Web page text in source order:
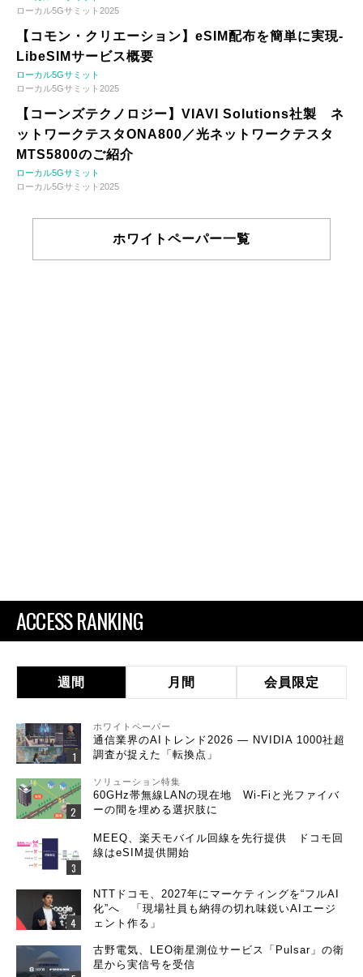
ローカル5Gサミット2025
【コモン・クリエーション】eSIM配布を簡単に実現-
LibeSIMサービス概要
ローカル5Gサミット
ローカル5Gサミット2025
【コーンズテクノロジー】VIAVI Solutions社製 ネ
ットワークテスタONA800／光ネットワークテスタ
MTS5800のご紹介
ローカル5Gサミット
ローカル5Gサミット2025
ホワイトペーパー一覧
ACCESS RANKING
週間 月間 会員限定
ホワイトペーパー
通信業界のAIトレンド2026 ― NVIDIA 1000社超
調査が捉えた「転換点」
ソリューション特集
60GHz帯無線LANの現在地 Wi-Fiと光ファイバ
ーの間を埋める選択肢に
MEEQ、楽天モバイル回線を先行提供 ドコモ回
線はeSIM提供開始
NTTドコモ、2027年にマーケティングを“フルAI
化”へ 「現場社員も納得の切れ味鋭いAIエージ
ェント作る」
古野電気、LEO衛星測位サービス「Pulsar」の衛
星から実信号を受信